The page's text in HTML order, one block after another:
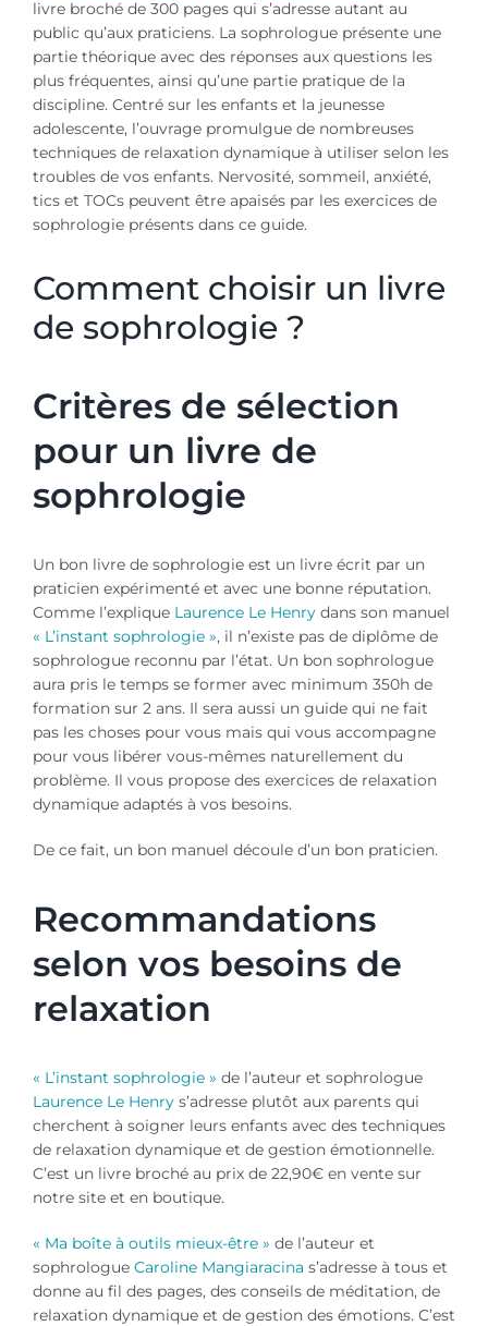
livre broché de 300 pages qui s’adresse autant au
public qu’aux praticiens. La sophrologue présente une
partie théorique avec des réponses aux questions les
plus fréquentes, ainsi qu’une partie pratique de la
discipline. Centré sur les enfants et la jeunesse
adolescente, l’ouvrage promulgue de nombreuses
techniques de relaxation dynamique à utiliser selon les
troubles de vos enfants. Nervosité, sommeil, anxiété,
tics et TOCs peuvent être apaisés par les exercices de
sophrologie présents dans ce guide.
Comment choisir un livre
de sophrologie ?
Critères de sélection
pour un livre de
sophrologie
Un bon livre de sophrologie est un livre écrit par un
praticien expérimenté et avec une bonne réputation.
Comme l’explique Laurence Le Henrydans son manuel
« L’instant sophrologie », il n’existe pas de diplôme de
sophrologue reconnu par l’état. Un bon sophrologue
aura pris le temps se former avec minimum 350h de
formation sur 2 ans. Il sera aussi un guide qui ne fait
pas les choses pour vous mais qui vous accompagne
pour vous libérer vous-mêmes naturellement du
problème. Il vous propose des exercices de relaxation
dynamique adaptés à vos besoins.
De ce fait, un bon manuel découle d’un bon praticien.
Recommandations
selon vos besoins de
relaxation
« L’instant sophrologie » de l’auteur et sophrologue
Laurence Le Henrys’adresse plutôt aux parents qui
cherchent à soigner leurs enfants avec des techniques
de relaxation dynamique et de gestion émotionnelle.
C’est un livre broché au prix de 22,90€ en vente sur
notre site et en boutique.
« Ma boîte à outils mieux-être » de l’auteur et
sophrologue Caroline Mangiaracina s’adresse à tous et
donne au fil des pages, des conseils de méditation, de
relaxation dynamique et de gestion des émotions. C’est